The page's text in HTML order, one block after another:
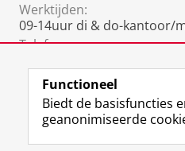
Werktijden:
09-14uur di & do-kantoor/
Telefoon:
Volg de RUG
Functioneel
Biedt de basisfuncties
geanonimiseerde